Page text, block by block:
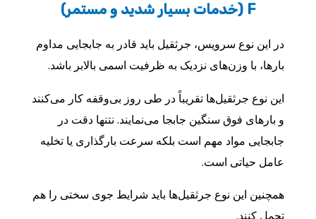
F (خدمات بسیار شدید و مستمر)
در این نوع سرویس، جرثقیل باید قادر به جابجایی مداوم
بارها، با وزن‌های نزدیک به ظرفیت اسمی بالابر باشد.
این نوع جرثقیل‌ها تقریباً در طی روز بی‌وقفه کار می‌کنند
و بارهای فوق سنگین جابجا می‌نمایند. نتنها دقت در
جابجایی مواد مهم است بلکه سرعت بارگذاری یا تخلیه
عامل حیاتی است.
همچنین این نوع جرثقیل‌ها باید شرایط جوی سختی را هم
تحمل کنند.